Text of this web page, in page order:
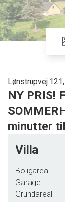
Lønstrupvej
NY PRIS!
minutter
Her er vi i den vestlige
55, der går fra
11. Der er cirka
Villa
Boligareal
Garage
Grundareal